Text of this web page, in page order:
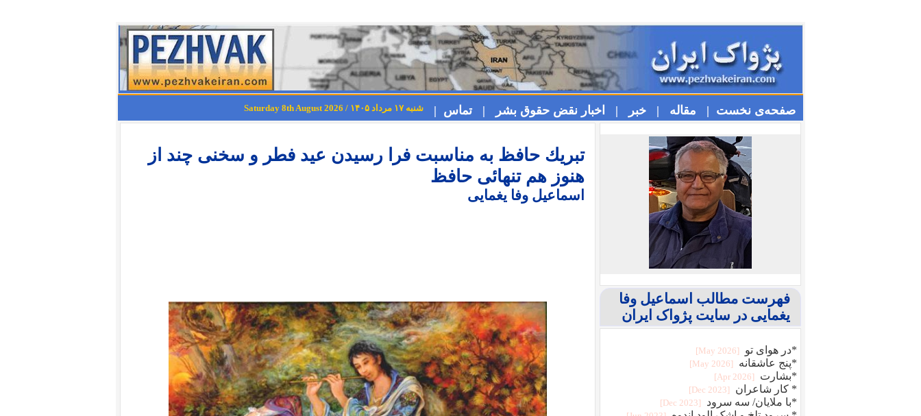
صفحه‌ی نخست | مقاله | خبر | اخبار نقض حقوق بشر | تماس | شنبه ۱۷ مرداد ۱۴۰۵ / Saturday 8th August 2026
تبريك حافظ به مناسبت فرا رسيدن عيد فطر و سخنى چند از
هنوز هم تنهائى حافظ
اسماعیل وفا یغمایی
فهرست مطالب اسماعیل وفا
یغمایی در سایت پژواک ایران
*در هوای تو [2026 May]
*پنج عاشقانه [2026 May]
*بشارت [2026 Apr]
* کار شاعران [2023 Dec]
*با ملایان/ سه سرود [2023 Dec]